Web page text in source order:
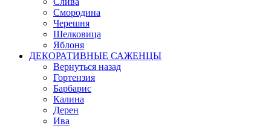
Смородина
Черешня
Шелковица
Яблоня
ДЕКОРАТИВНЫЕ САЖЕНЦЫ
Вернуться назад
Гортензия
Барбарис
Калина
Дерен
Ива